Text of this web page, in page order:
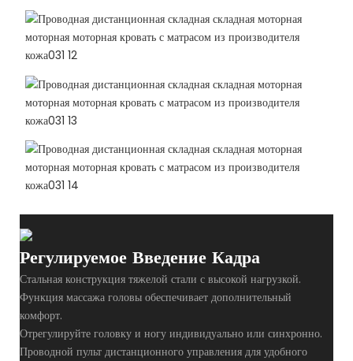
Регулируемое Введение Кадра
Стальная конструкция тяжелой стали с высокой нагрузкой.
Функция массажа головы обеспечивает дополнительный
комфорт.
Отрегулируйте головку и ногу индивидуально или синхронно.
Проводной пульт дистанционного управления для удобного